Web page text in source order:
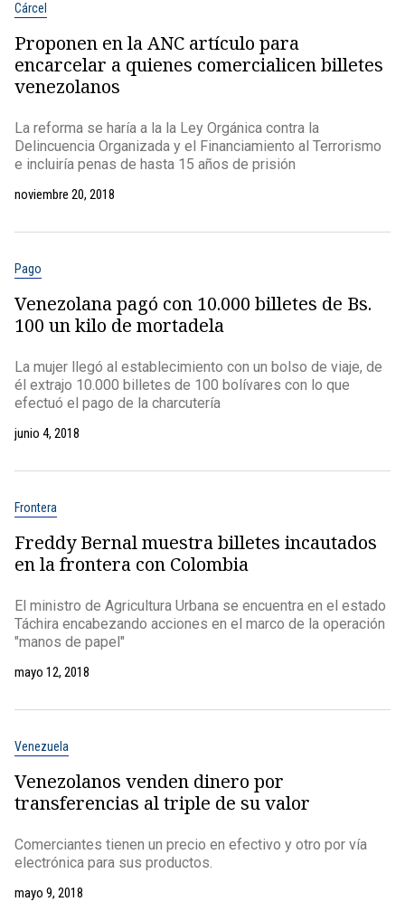
Cárcel
Proponen en la ANC artículo para
encarcelar a quienes comercialicen billetes
venezolanos
La reforma se haría a la la Ley Orgánica contra la
Delincuencia Organizada y el Financiamiento al Terrorismo
e incluiría penas de hasta 15 años de prisión
noviembre 20, 2018
Pago
Venezolana pagó con 10.000 billetes de Bs.
100 un kilo de mortadela
La mujer llegó al establecimiento con un bolso de viaje, de
él extrajo 10.000 billetes de 100 bolívares con lo que
efectuó el pago de la charcutería
junio 4, 2018
Frontera
Freddy Bernal muestra billetes incautados
en la frontera con Colombia
El ministro de Agricultura Urbana se encuentra en el estado
Táchira encabezando acciones en el marco de la operación
"manos de papel"
mayo 12, 2018
Venezuela
Venezolanos venden dinero por
transferencias al triple de su valor
Comerciantes tienen un precio en efectivo y otro por vía
electrónica para sus productos.
mayo 9, 2018